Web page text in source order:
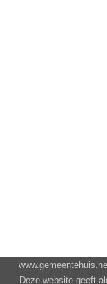
Deze website geeft